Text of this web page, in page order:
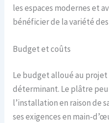
les espaces modernes et
bénéficier de la variété
Budget et coûts
Le budget alloué au
déterminant. Le plâtre
l’installation en raison de
ses exigences en main-